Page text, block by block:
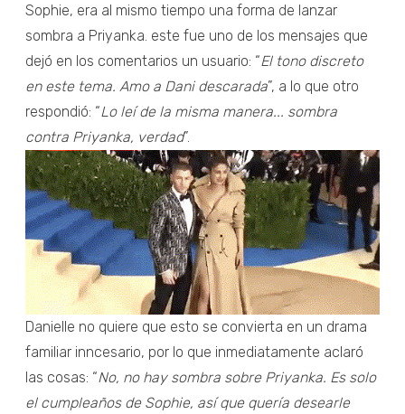
Sophie, era al mismo tiempo una forma de lanzar
sombra a Priyanka. este fue uno de los mensajes que
dejó en los comentarios un usuario: “El tono discreto
en este tema. Amo a Dani descarada”, a lo que otro
respondió: “Lo leí de la misma manera... sombra
contra Priyanka, verdad”.
Danielle no quiere que esto se convierta en un drama
familiar inncesario, por lo que inmediatamente aclaró
las cosas: “No, no hay sombra sobre Priyanka. Es solo
el cumpleaños de Sophie, así que quería desearle